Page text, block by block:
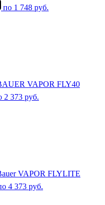
по 1 748 руб.
VAPOR FLY40
2 373 руб.
VAPOR FLYLITE
4 373 руб.